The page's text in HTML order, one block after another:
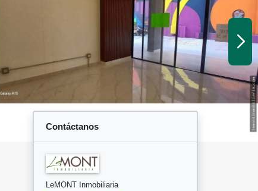
Contáctanos
LeMONT Inmobiliaria